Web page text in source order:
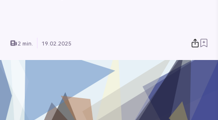
2 min. 19.02.2025